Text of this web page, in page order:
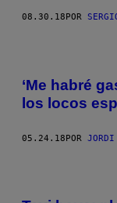
08.30.18POR
‘Me habré
los locos
05.24.18POR JORDI